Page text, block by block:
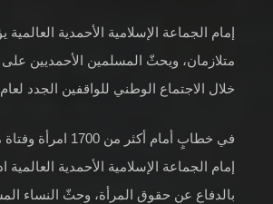
إمام الجماعة الإسلامية الأحمدية العالمية
متلازمان، ويحثّ المسلمين الأحمديين
خلال الاجتماع الوطني للواقفين الجدد لعام 2026
في خطابٍ أمام أكثر
إمام الجماعة الإسلامية الأحمدية العالمية
بالدفاع عن حقوق المرأة، وحثّ النساء